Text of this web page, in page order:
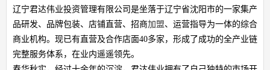
辽宁君达伟业投资管理有限公司是坐落于辽宁省沈阳市的一家集产
品研发、品牌包装、店铺直营、招商加盟、运营指导为一体的综合
商业机构。现已有直营及合作店面40多家，形成了成功的全产业链
完整服务体系，在业内遥遥领先。